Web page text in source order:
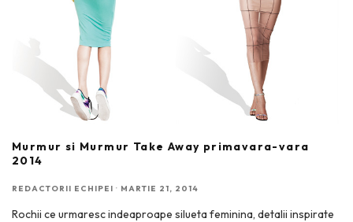
Murmur si Murmur Take Away primavara-vara
2014
REDACTORII ECHIPEI · MARTIE 21, 2014
Rochii ce urmaresc indeaproape silueta feminina, detalii inspirate